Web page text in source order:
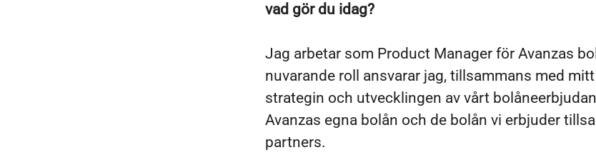
vad gör du idag?
Jag arbetar som Product Manager för Avanzas
nuvarande roll ansvarar jag, tillsammans med
strategin och utvecklingen av vårt
Avanzas egna bolån och de bolån vi erbjuder
partners.